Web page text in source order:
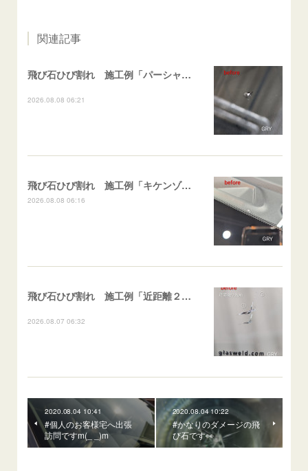
関連記事
飛び石ひび割れ 施工例「パーシャル系・衝撃点範囲ハマカケ」エスティマ
2026.08.08 06:21
飛び石ひび割れ 施工例「キケンゾーン範囲・ストレートブレイク」フェアレディＺ
2026.08.08 06:16
飛び石ひび割れ 施工例「近距離２箇所・パーシャル系+ストレート系」CX-8
2026.08.07 06:32
2020.08.04 10:41
#個人のお客様宅へ出張
訪問ですm(_ _)m
2020.08.04 10:22
#かなりのダメージの飛
び石です👀